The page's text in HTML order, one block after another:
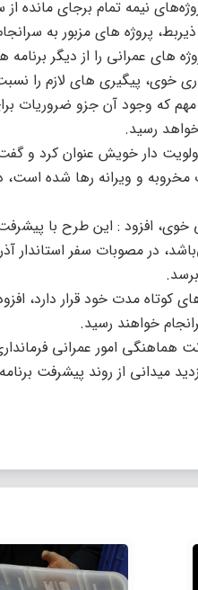
نیمه تمام برجای مانده از
پروژه های مزبور به
عمرانی را از دیگر برنامه
خوی، پیگیری های لازم را
مهم که وجود آن جزو ضروریات
رسید.
را از برنامه های اولویت دار خویش عنوان
که متاسفانه بصورت مخروبه و ویرانه رها
در مصوبات سفر استاندار
کوتاه مدت خود قرار دارد،
امور عمرانی
میدانی از روند پیشرفت